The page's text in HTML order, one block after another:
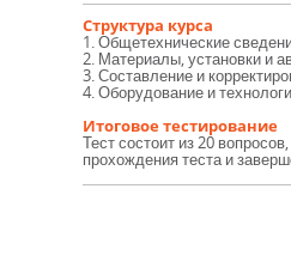
Структура курса
1. Общетехнические
2. Материалы, установки и
3. Составление и
4. Оборудование и
Итоговое тестирование
Тест состоит из 20
прохождения теста и